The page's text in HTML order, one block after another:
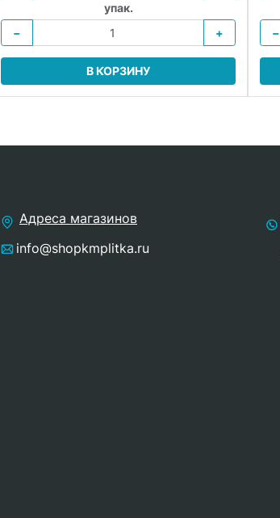
упак.
−
+
В КОРЗИНУ
−
Адреса магазинов
info@shopkmplitka.ru